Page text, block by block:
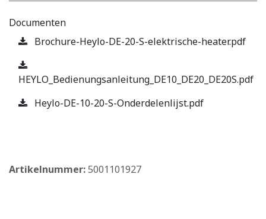
Documenten
Brochure-Heylo-DE-20-S-elektrische-heater.pdf
HEYLO_Bedienungsanleitung_DE10_DE20_DE20S.pdf
Heylo-DE-10-20-S-Onderdelenlijst.pdf
Artikelnummer:5001101927